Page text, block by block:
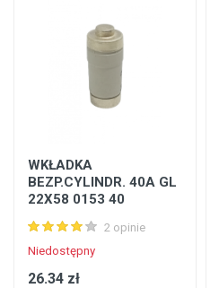
WKŁADKA
BEZP.CYLINDR. 40A GL
22X58 0153 40
2 opinie
Niedostępny
26.34 zł